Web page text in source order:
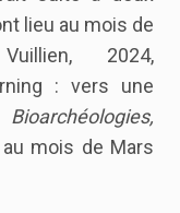
lieu au mois de
2024,
: vers une
Bioarchéologies,
mois de Mars